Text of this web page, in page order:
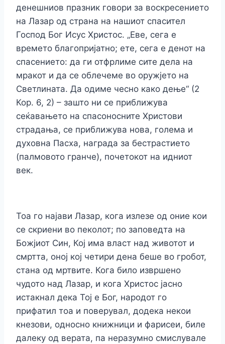
денешниов празник говори за воскресението
на Лазар од страна на нашиот спасител
Господ Бог Исус Христос. „Еве, сега е
времето благопријатно; ете, сега е денот на
спасението: да ги отфрлиме сите дела на
мракот и да се облечеме во оружјето на
Светлината. Да одиме чесно како дење“ (2
Кор. 6, 2) – зашто ни се приближува
сеќавањето на спасоносните Христови
страдања, се приближува нова, голема и
духовна Пасха, награда за бестрастието
(палмовото гранче), почетокот на идниот
век.
Тоа го најави Лазар, кога излезе од оние кои
се скриени во пеколот; по заповедта на
Божјиот Син, Кој има власт над животот и
смртта, оној кој четири дена беше во гробот,
стана од мртвите. Кога било извршено
чудото над Лазар, и кога Христос јасно
истакнал дека Тој е Бог, народот го
прифатил тоа и поверувал, додека некои
кнезови, односно книжници и фарисеи, биле
далеку од верата, па неразумно смислувале